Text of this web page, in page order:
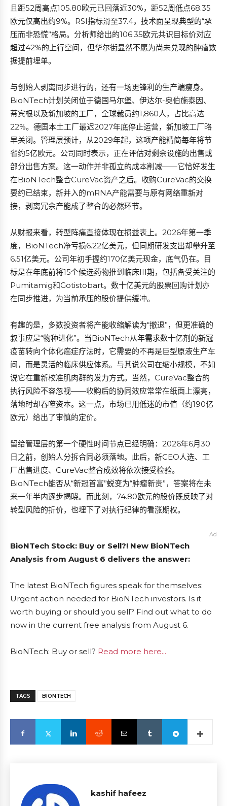
且距52周高点105.80欧元已回落近30%，距52周低点68.35
欧元仅高出约9%。RSI指标滑至37.4，技术面呈现典型的“承
压而非恐慌”格局。分析师给出的106.35欧元共识目标价对应
超过42%的上行空间，但华尔街显然不愿为尚未兑现的肿瘤数
据提前埋单。
与创始人剥离同步进行的，还有一场更锋利的生产端瘦身。
BioNTech计划关闭位于德国马尔堡、伊达尔-奥伯施泰因、
蒂宾根以及新加坡的工厂，全球裁员约1,860人，占比高达
22%。德国本土工厂最迟2027年底停止运营，新加坡工厂略
早关闭。管理层预计，从2029年起，这项产能精简每年将节
省约5亿欧元。公司同时表示，正在评估对剩余设施的出售或
部分出售方案。这一动作并非孤立的成本削减——它恰好发生
在BioNTech整合CureVac资产之后。收购CureVac的交换
要约已结束，新并入的mRNA产能需要与原有网络重新对
接，剥离冗余产能成了整合的必然环节。
从财报来看，转型阵痛直接体现在损益表上。2026年第一季
度，BioNTech净亏损6.22亿美元，但同期研发支出却攀升至
6.51亿美元。公司年初手握约170亿美元现金，底气仍在。目
标是在年底前将15个候选药物推到临床III期，包括备受关注的
Pumitamig和Gotistobart。数十亿美元的股票回购计划亦
在同步推进，为当前承压的股价提供缓冲。
有趣的是，多数投资者将产能收缩解读为“撤退”，但更准确的
叙事应是“物种进化”。当BioNTech从年需求数十亿剂的新冠
疫苗转向个体化癌症疗法时，它需要的不再是巨型原液生产车
间，而是灵活的临床供应体系。与其说公司在缩小规模，不如
说它在重新校准肌肉群的发力方式。当然，CureVac整合的
执行风险不容忽视——收购后的协同效应常常在纸面上漂亮，
落地时却吞噬资本。这一点，市场已用低迷的市值（约190亿
欧元）给出了审慎的定价。
留给管理层的第一个硬性时间节点已经明确：2026年6月30
日之前，创始人分拆合同必须落地。此后，新CEO人选、工
厂出售进度、CureVac整合成效将依次接受检验。
BioNTech能否从“新冠首富”蜕变为“肿瘤新贵”，答案将在未
来一年半内逐步揭晓。而此刻，74.80欧元的股价既反映了对
转型风险的折价，也埋下了对执行纪律的看涨期权。
Ad
BioNTech Stock: Buy or Sell?! New BioNTech
Analysis from August 6 delivers the answer:
The latest BioNTech figures speak for themselves:
Urgent action needed for BioNTech investors. Is it
worth buying or should you sell? Find out what to do
now in the current free analysis from August 6.
BioNTech: Buy or sell? Read more here...
TAGS BIONTECH
kashif hafeez